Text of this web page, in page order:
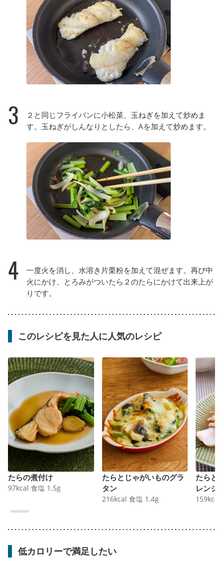
3
２と同じフライパンに小松菜、玉ねぎを加えて炒めま
す。玉ねぎがしんなりとしたら、Aを加えて炒めます。
4
一度火を消し、水溶き片栗粉を加えて混ぜます。再び中
火にかけ、とろみがついたら２のたらにかけて出来上が
りです。
このレシピを見た人に人気のレシピ
たらの煮付け
97kcal 食塩 1.5g
たらとじゃがいものグラ
タン
216kcal 食塩 1.4g
たらと
レンジ
159kcal
低カロリーで満足したい